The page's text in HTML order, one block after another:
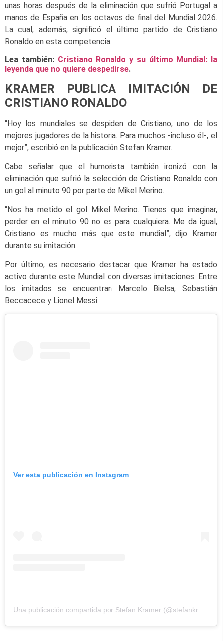
unas horas después de la eliminación que sufrió Portugal a
manos de España en los octavos de final del Mundial 2026.
La cual, además, significó el último partido de Cristiano
Ronaldo en esta competencia.
Lea también: Cristiano Ronaldo y su último Mundial: la
leyenda que no quiere despedirse.
KRAMER PUBLICA IMITACIÓN DE
CRISTIANO RONALDO
“Hoy los mundiales se despiden de Cristiano, uno de los
mejores jugadores de la historia. Para muchos -incluso él-, el
mejor”, escribió en la publicación Stefan Kramer.
Cabe señalar que el humorista también ironizó con la
eliminación que sufrió la selección de Cristiano Ronaldo con
un gol al minuto 90 por parte de Mikel Merino.
“Nos ha metido el gol Mikel Merino. Tienes que imaginar,
perder en el minuto 90 no es para cualquiera. Me da igual,
Cristiano es mucho más que este mundial”, dijo Kramer
durante su imitación.
Por último, es necesario destacar que Kramer ha estado
activo durante este Mundial con diversas imitaciones. Entre
los imitados se encuentran Marcelo Bielsa, Sebastián
Beccacece y Lionel Messi.
Ver esta publicación en Instagram